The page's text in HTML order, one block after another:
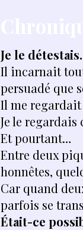
Je le détestais.
Il incarnait
persuadé que
Il me regardait
Je le
Et pourtant…
Entre deux
honnêtes,
Car quand
parfois se
Était-ce